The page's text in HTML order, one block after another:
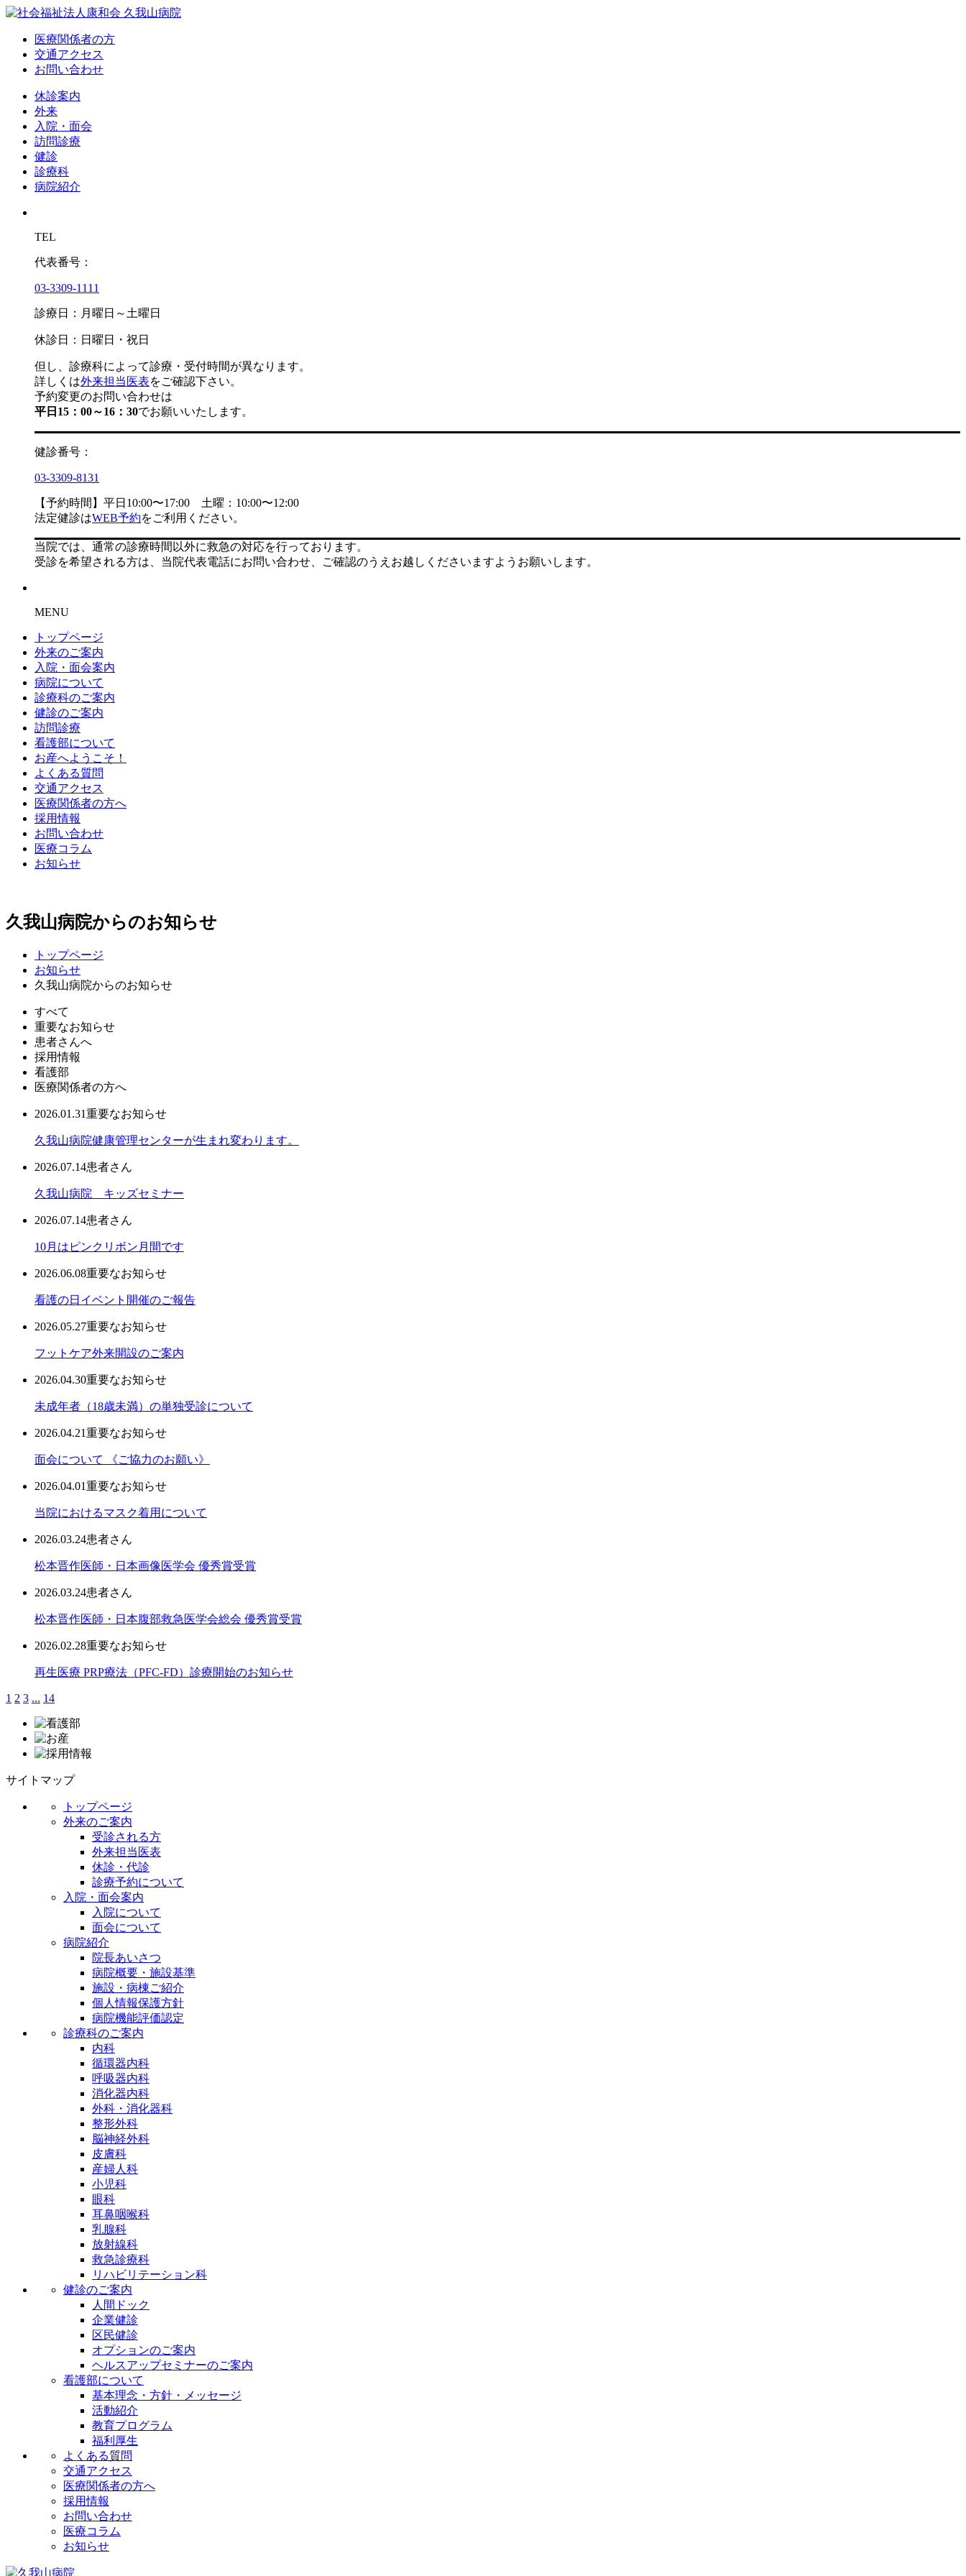
医療関係者の方
交通アクセス
お問い合わせ
休診案内
外来
入院・面会
訪問診療
健診
診療科
病院紹介
TEL
代表番号：
03-3309-1111
診療日：月曜日～土曜日
休診日：日曜日・祝日
但し、診療科によって診療・受付時間が異なります。
詳しくは外来担当医表をご確認下さい。
予約変更のお問い合わせは
平日15：00～16：30でお願いいたします。
健診番号：
03-3309-8131
【予約時間】平日10:00〜17:00 土曜：10:00〜12:00
法定健診はWEB予約をご利用ください。
当院では、通常の診療時間以外に救急の対応を行っております。
受診を希望される方は、当院代表電話にお問い合わせ、ご確認のうえお越しくださいますようお願いします。
MENU
トップページ
外来のご案内
入院・面会案内
病院について
診療科のご案内
健診のご案内
訪問診療
看護部について
お産へようこそ！
よくある質問
交通アクセス
医療関係者の方へ
採用情報
お問い合わせ
医療コラム
お知らせ
久我山病院からのお知らせ
トップページ
お知らせ
久我山病院からのお知らせ
すべて
重要なお知らせ
患者さんへ
採用情報
看護部
医療関係者の方へ
2026.01.31重要なお知らせ
久我山病院健康管理センターが生まれ変わります。
2026.07.14患者さん
久我山病院 キッズセミナー
2026.07.14患者さん
10月はピンクリボン月間です
2026.06.08重要なお知らせ
看護の日イベント開催のご報告
2026.05.27重要なお知らせ
フットケア外来開設のご案内
2026.04.30重要なお知らせ
未成年者（18歳未満）の単独受診について
2026.04.21重要なお知らせ
面会について 《ご協力のお願い》
2026.04.01重要なお知らせ
当院におけるマスク着用について
2026.03.24患者さん
松本晋作医師・日本画像医学会 優秀賞受賞
2026.03.24患者さん
松本晋作医師・日本腹部救急医学会総会 優秀賞受賞
2026.02.28重要なお知らせ
再生医療 PRP療法（PFC-FD）診療開始のお知らせ
1 2 3 ... 14
サイトマップ
トップページ
外来のご案内
受診される方
外来担当医表
休診・代診
診療予約について
入院・面会案内
入院について
面会について
病院紹介
院長あいさつ
病院概要・施設基準
施設・病棟ご紹介
個人情報保護方針
病院機能評価認定
診療科のご案内
内科
循環器内科
呼吸器内科
消化器内科
外科・消化器科
整形外科
脳神経外科
皮膚科
産婦人科
小児科
眼科
耳鼻咽喉科
乳腺科
放射線科
救急診療科
リハビリテーション科
健診のご案内
人間ドック
企業健診
区民健診
オプションのご案内
ヘルスアップセミナーのご案内
看護部について
基本理念・方針・メッセージ
活動紹介
教育プログラム
福利厚生
よくある質問
交通アクセス
医療関係者の方へ
採用情報
お問い合わせ
医療コラム
お知らせ